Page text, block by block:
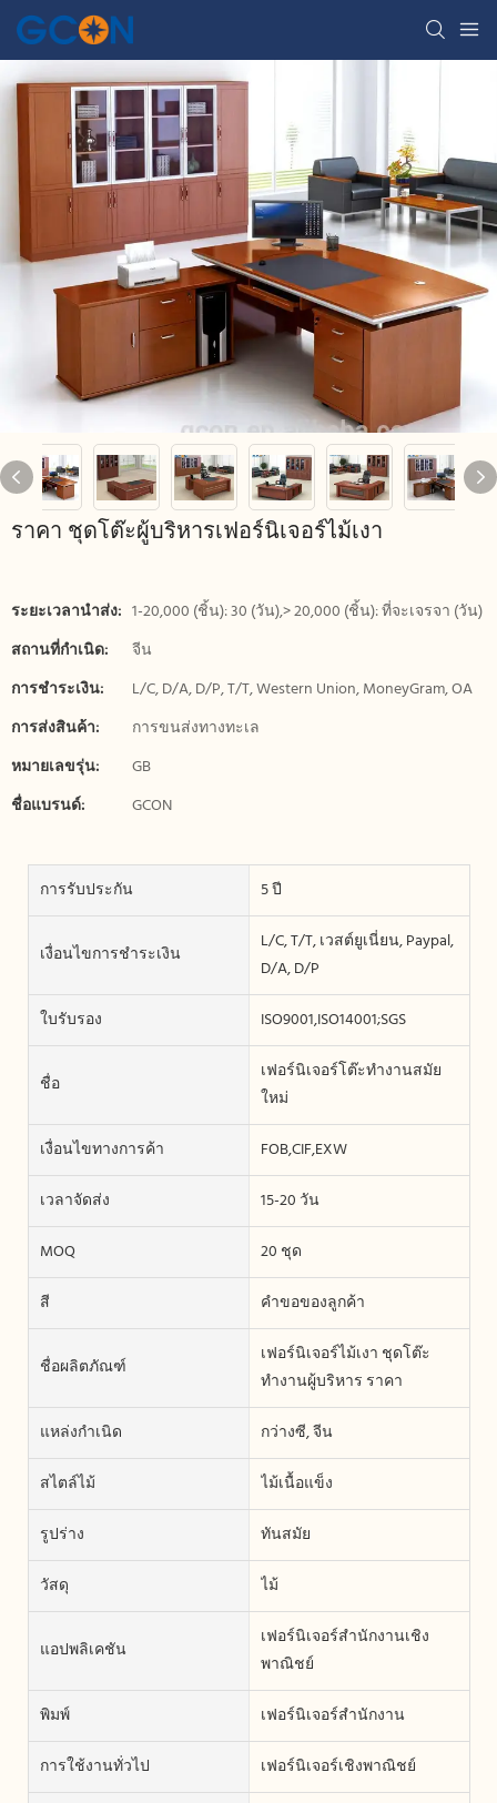
ราคา ชุดโต๊ะผู้บริหารเฟอร์นิเจอร์ไม้เงา
ระยะเวลานำส่ง: 1-20,000 (ชิ้น): 30 (วัน),> 20,000 (ชิ้น): ที่จะเจรจา (วัน)
สถานที่กำเนิด:
จีน
การชำระเงิน:
L/C, D/A, D/P, T/T, Western Union, MoneyGram, OA
การส่งสินค้า:
การขนส่งทางทะเล
หมายเลขรุ่น:
GB
ชื่อแบรนด์:
GCON
การรับประกัน 5 ปี
เงื่อนไขการชำระเงิน
L/C, T/T, เวสต์ยูเนี่ยน, Paypal,
D/A, D/P
ใบรับรอง
ISO9001,ISO14001;SGS
ชื่อ
เฟอร์นิเจอร์โต๊ะทำงานสมัย
ใหม่
เงื่อนไขทางการค้า
FOB,CIF,EXW
เวลาจัดส่ง
15-20 วัน
MOQ
20 ชุด
สี
คำขอของลูกค้า
ชื่อผลิตภัณฑ์
เฟอร์นิเจอร์ไม้เงา ชุดโต๊ะ
ทำงานผู้บริหาร ราคา
แหล่งกำเนิด
กว่างซี, จีน
สไตล์ไม้
ไม้เนื้อแข็ง
รูปร่าง
ทันสมัย
วัสดุ
ไม้
แอปพลิเคชัน
เฟอร์นิเจอร์สำนักงานเชิง
พาณิชย์
พิมพ์
เฟอร์นิเจอร์สำนักงาน
การใช้งานทั่วไป
เฟอร์นิเจอร์เชิงพาณิชย์